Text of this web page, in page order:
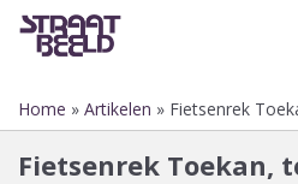
Overslaan
inhoud
gaan
Kruimelpad
Home Artikelen Fietsenrek
Fietsenrek Toekan,